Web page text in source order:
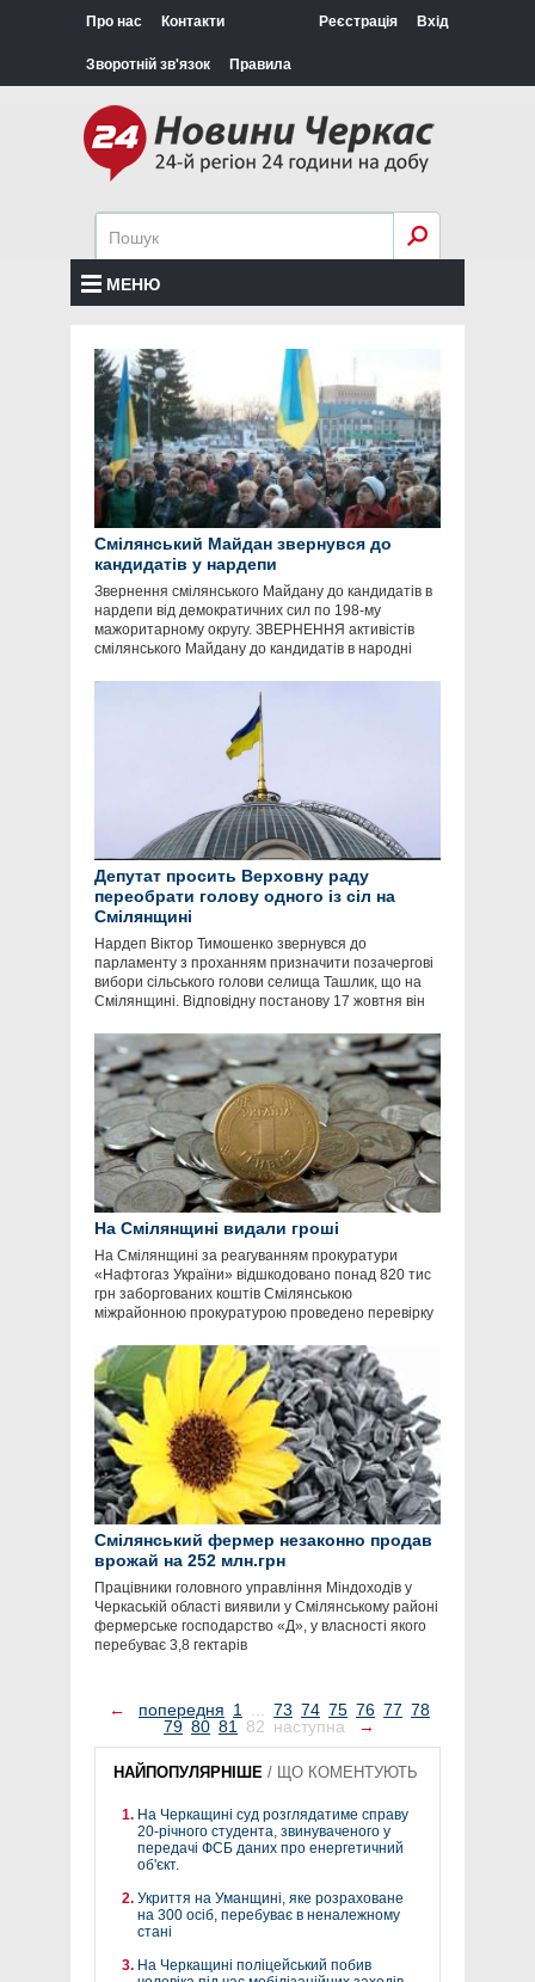
Про нас Контакти
Зворотній зв'язок Правила
Реєстрація Вхід
МЕНЮ
Смілянський Майдан звернувся до
кандидатів у нардепи
Звернення смілянського Майдану до кандидатів в
нардепи від демократичних сил по 198-му
мажоритарному округу. ЗВЕРНЕННЯ активістів
смілянського Майдану до кандидатів в народні
Депутат просить Верховну раду
переобрати голову одного із сіл на
Смілянщині
Нардеп Віктор Тимошенко звернувся до
парламенту з проханням призначити позачергові
вибори сільського голови селища Ташлик, що на
Смілянщині. Відповідну постанову 17 жовтня він
На Смілянщині видали гроші
На Смілянщині за реагуванням прокуратури
«Нафтогаз України» відшкодовано понад 820 тис
грн заборгованих коштів Смілянською
міжрайонною прокуратурою проведено перевірку
Смілянський фермер незаконно продав
врожай на 252 млн.грн
Працівники головного управління Міндоходів у
Черкаській області виявили у Смілянському районі
фермерське господарство «Д», у власності якого
перебуває 3,8 гектарів
← попередня 1 ... 73 74 75 76 77 78
79 80 81 82 наступна →
НАЙПОПУЛЯРНІШЕ / ЩО КОМЕНТУЮТЬ
На Черкащині суд розглядатиме справу
20-річного студента, звинуваченого у
передачі ФСБ даних про енергетичний
об'єкт.
Укриття на Уманщині, яке розраховане
на 300 осіб, перебуває в неналежному
стані
На Черкащині поліцейський побив